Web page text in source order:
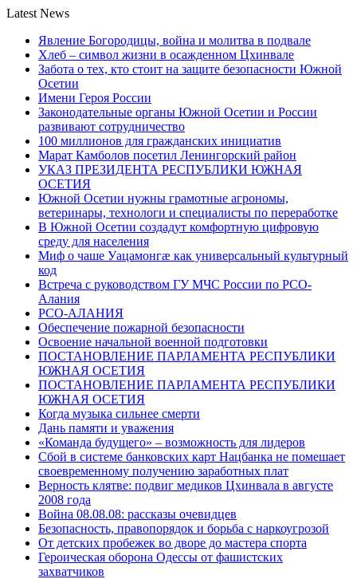
Latest News
Явление Богородицы, война и молитва в подвале
Хлеб – символ жизни в осажденном Цхинвале
Забота о тех, кто стоит на защите безопасности Южной
Осетии
Имени Героя России
Законодательные органы Южной Осетии и России
развивают сотрудничество
100 миллионов для гражданских инициатив
Марат Камболов посетил Ленингорский район
УКАЗ ПРЕЗИДЕНТА РЕСПУБЛИКИ ЮЖНАЯ
ОСЕТИЯ
Южной Осетии нужны грамотные агрономы,
ветеринары, технологи и специалисты по переработке
В Южной Осетии создадут комфортную цифровую
среду для населения
Миф о чаше Уацамонгæ как универсальный культурный
код
Встреча с руководством ГУ МЧС России по РСО-
Алания
РСО-АЛАНИЯ
Обеспечение пожарной безопасности
Освоение начальной военной подготовки
ПОСТАНОВЛЕНИЕ ПАРЛАМЕНТА РЕСПУБЛИКИ
ЮЖНАЯ ОСЕТИЯ
ПОСТАНОВЛЕНИЕ ПАРЛАМЕНТА РЕСПУБЛИКИ
ЮЖНАЯ ОСЕТИЯ
Когда музыка сильнее смерти
Дань памяти и уважения
«Команда будущего» – возможность для лидеров
Сбой в системе банковских карт Нацбанка не помешает
своевременному получению заработных плат
Верность клятве: подвиг медиков Цхинвала в августе
2008 года
Война 08.08.08: рассказы очевидцев
Безопасность, правопорядок и борьба с наркоугрозой
От детских пробежек во дворе до мастера спорта
Героическая оборона Одессы от фашистских
захватчиков